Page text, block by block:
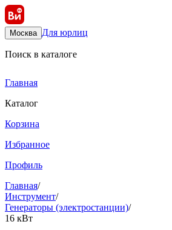
Москва Для юрлиц
Поиск в каталоге
Главная
Каталог
Корзина
Избранное
Профиль
Главная/
Инструмент/
Генераторы (электростанции)/
16 кВт